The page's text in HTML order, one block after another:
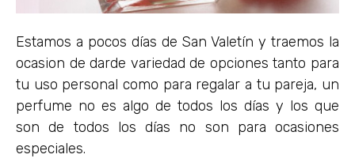
Estamos a pocos días de San Valetín y traemos la
ocasion de darde variedad de opciones tanto para
tu uso personal como para regalar a tu pareja, un
perfume no es algo de todos los días y los que
son de todos los días no son para ocasiones
especiales.